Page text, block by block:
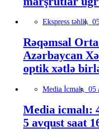
Ekspress təhlil,
Rəqəmsal
Azərbaycan
optik xətlə
Media İcmalı, 05
Media icmalı:
5 avqust saat